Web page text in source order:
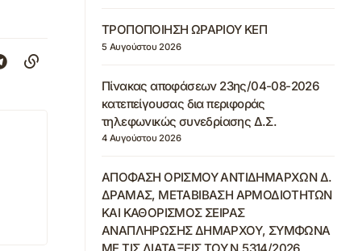
ΤΡΟΠΟΠΟΙΗΣΗ ΩΡΑΡΙΟΥ ΚΕΠ
5 Αυγούστου 2026
Πίνακας αποφάσεων 23ης/04-08-2026
κατεπείγουσας δια περιφοράς
τηλεφωνικώς συνεδρίασης Δ.Σ.
4 Αυγούστου 2026
ΑΠΟΦΑΣΗ ΟΡΙΣΜΟΥ ΑΝΤΙΔΗΜΑΡΧΩΝ Δ.
ΔΡΑΜΑΣ, ΜΕΤΑΒΙΒΑΣΗ ΑΡΜΟΔΙΟΤΗΤΩΝ
ΚΑΙ ΚΑΘΟΡΙΣΜΟΣ ΣΕΙΡΑΣ
ΑΝΑΠΛΗΡΩΣΗΣ ΔΗΜΑΡΧΟΥ, ΣΥΜΦΩΝΑ